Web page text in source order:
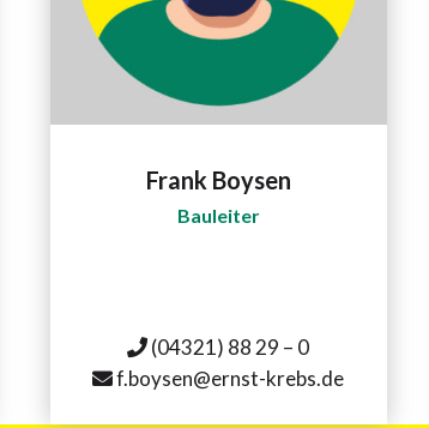
Frank Boysen
Bauleiter
(04321) 88 29 – 0
f.boysen@ernst-krebs.de